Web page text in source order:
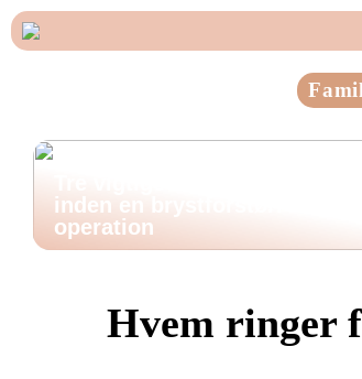
inden en brystforstørrende
operation
Hvem ringer